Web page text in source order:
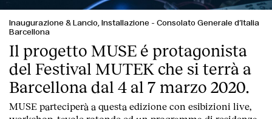
Inaugurazione & Lancio, Installazione - Consolato Generale d’Italia
Barcellona
Il progetto MUSE é protagonista
del Festival MUTEK che si terrà a
Barcellona dal 4 al 7 marzo 2020.
MUSE parteciperà a questa edizione con esibizioni live,